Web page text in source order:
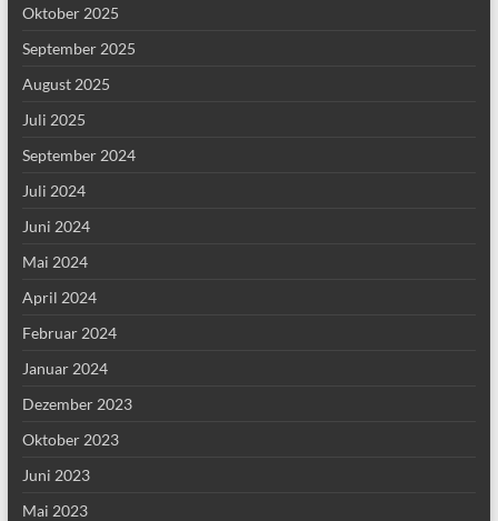
Oktober 2025
September 2025
August 2025
Juli 2025
September 2024
Juli 2024
Juni 2024
Mai 2024
April 2024
Februar 2024
Januar 2024
Dezember 2023
Oktober 2023
Juni 2023
Mai 2023